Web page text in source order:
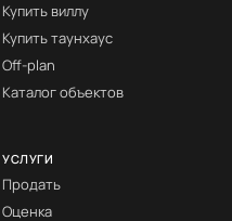
Купить виллу
Купить таунхаус
Off-plan
Каталог объектов
УСЛУГИ
Продать
Оценка